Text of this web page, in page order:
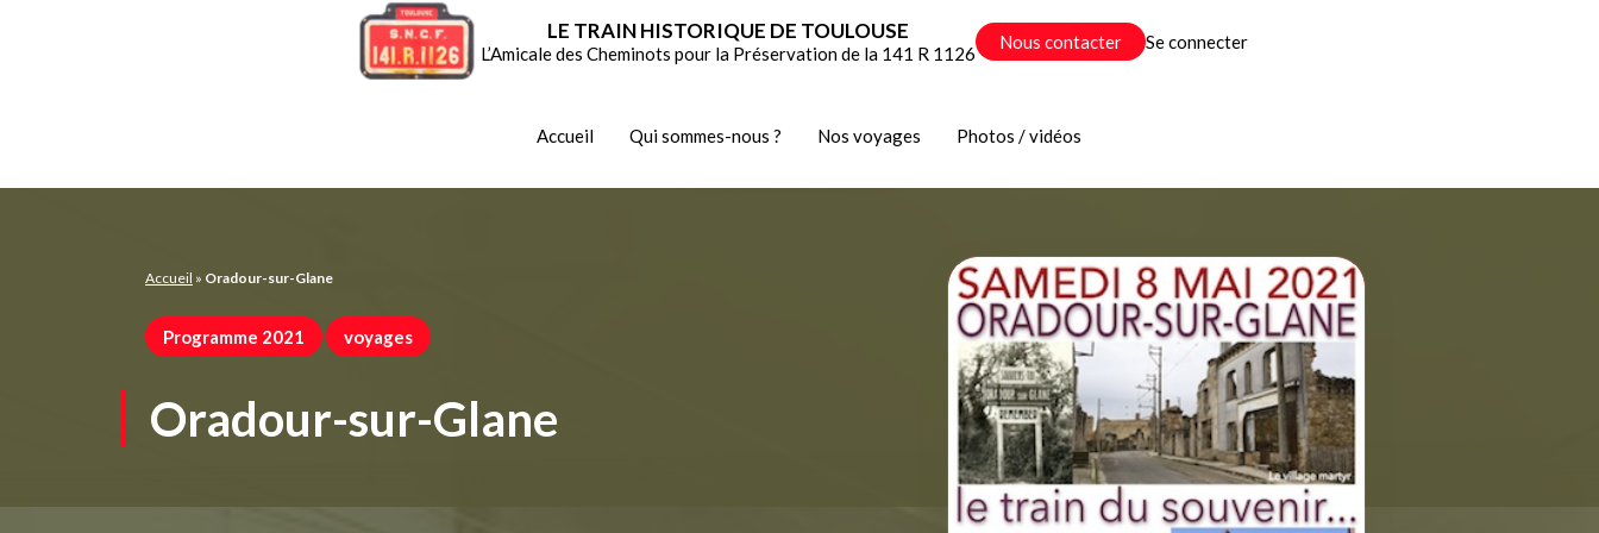
LE TRAIN HISTORIQUE DE TOULOUSE
L’Amicale des Cheminots pour la Préservation de la 141 R 1126
Nous contacter Se connecter
Accueil Qui sommes-nous ? Nos voyages Photos / vidéos
Accueil » Oradour-sur-Glane
Programme 2021 voyages
Oradour-sur-Glane